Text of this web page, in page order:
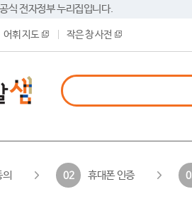
식 전자정부 누리집입니다.
어휘 지도 작은 창 사전
02 휴대폰 인증